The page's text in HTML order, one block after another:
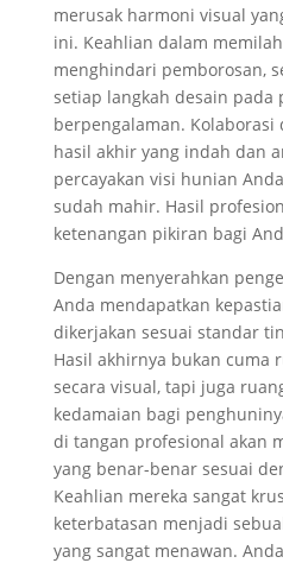
merusak harmoni visual
ini. Keahlian dalam
menghindari pemborosan,
setiap langkah desain pada
berpengalaman.
hasil akhir yang indah dan
percayakan visi hunian
sudah mahir. Hasil
ketenangan pikiran bagi
Dengan menyerahkan
Anda mendapatkan
dikerjakan sesuai standar
Hasil akhirnya bukan cuma
secara visual, tapi juga
kedamaian bagi
di tangan profesional akan
yang benar-benar sesuai
Keahlian mereka sangat
keterbatasan menjadi
yang sangat menawan.